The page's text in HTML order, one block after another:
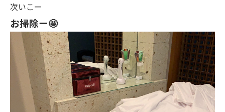
次いこー
お掃除ー🤩